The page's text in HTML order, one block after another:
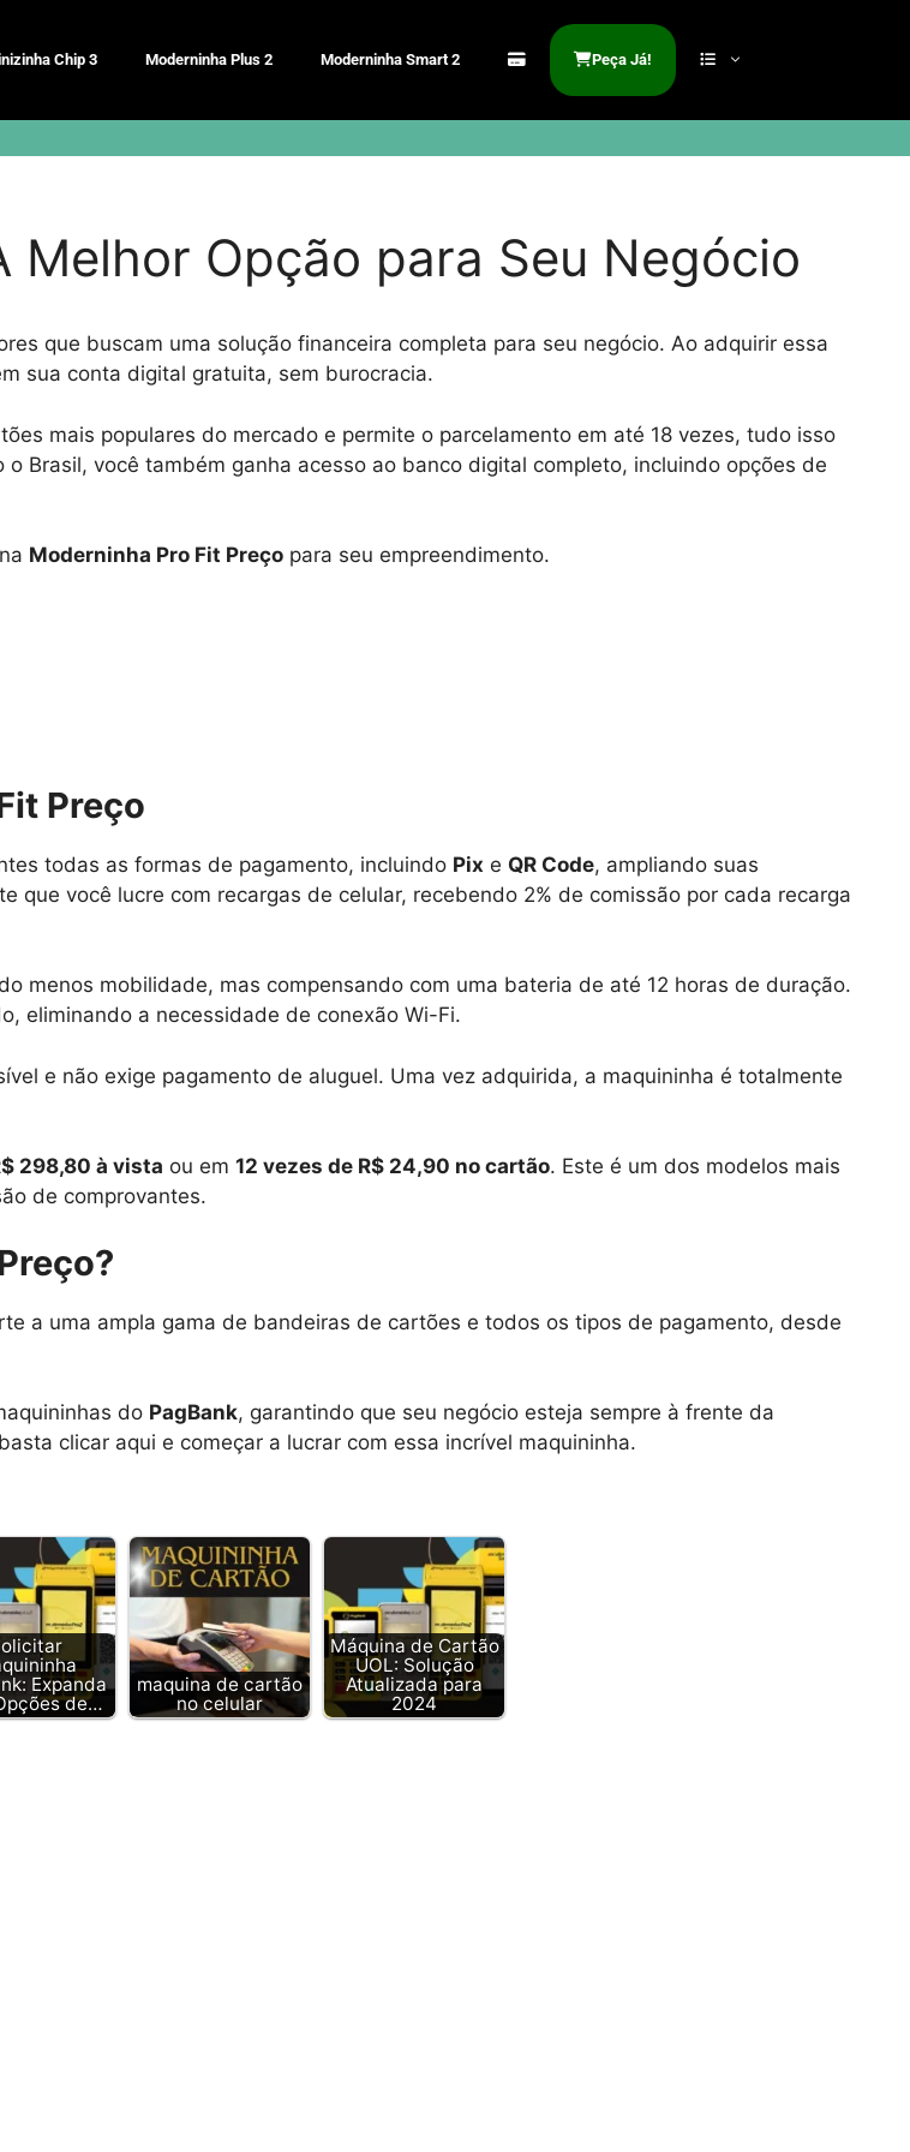
Chip 3 Moderninha Plus 2 Moderninha Smart 2 Peça Já!
Melhor Opção para Seu Negócio
que buscam uma solução financeira completa para seu negócio. Ao adquirir essa
sua conta digital gratuita, sem burocracia.
mais populares do mercado e permite o parcelamento em até 18 vezes, tudo isso
Brasil, você também ganha acesso ao banco digital completo, incluindo opções de
Moderninha Pro Fit Preço para seu empreendimento.
Preço
todas as formas de pagamento, incluindo Pix e QR Code, ampliando suas
você lucre com recargas de celular, recebendo 2% de comissão por cada recarga
menos mobilidade, mas compensando com uma bateria de até 12 horas de duração.
eliminando a necessidade de conexão Wi-Fi.
e não exige pagamento de aluguel. Uma vez adquirida, a maquininha é totalmente
298,80 à vista ou em 12 vezes de R$ 24,90 no cartão. Este é um dos modelos mais
de comprovantes.
a uma ampla gama de bandeiras de cartões e todos os tipos de pagamento, desde
do PagBank, garantindo que seu negócio esteja sempre à frente da
clicar aqui e começar a lucrar com essa incrível maquininha.
Expanda
de…
maquina de cartão
no celular
Máquina de Cartão
UOL: Solução
Atualizada para
2024